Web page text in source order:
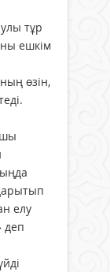
тұр
ешкім
өзін,
елу
деп